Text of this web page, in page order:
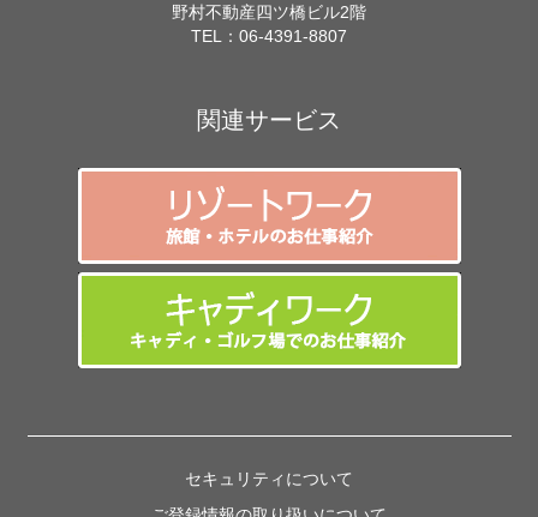
野村不動産四ツ橋ビル2階
TEL： 06-4391-8807
関連サービス
セキュリティについて